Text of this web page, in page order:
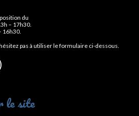
du
– 17h30.
16h30.
pas à utiliser le formulaire ci-dessous.
le site